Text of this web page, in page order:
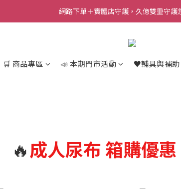
網路下單＋實體店守護，久億雙重守護
🛒 商品專區 📣 本期門市活動 ♥️輔具與補助
🔥成人尿布箱購優